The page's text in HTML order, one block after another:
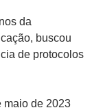
da
buscou
de protocolos
maio de 2023